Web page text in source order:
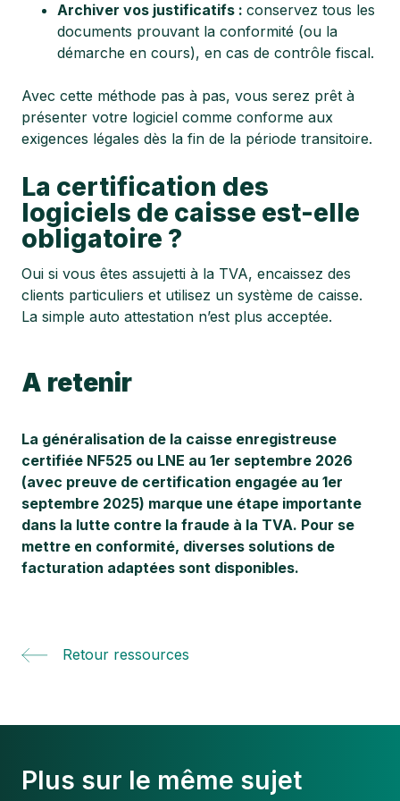
Archiver vos justificatifs : conservez tous les
documents prouvant la conformité (ou la
démarche en cours), en cas de contrôle fiscal.
Avec cette méthode pas à pas, vous serez prêt à
présenter votre logiciel comme conforme aux
exigences légales dès la fin de la période transitoire.
La certification des
logiciels de caisse est-elle
obligatoire ?
Oui si vous êtes assujetti à la TVA, encaissez des
clients particuliers et utilisez un système de caisse.
La simple auto attestation n’est plus acceptée.
A retenir
La généralisation de la caisse enregistreuse
certifiée NF525 ou LNE au 1er septembre 2026
(avec preuve de certification engagée au 1er
septembre 2025) marque une étape importante
dans la lutte contre la fraude à la TVA. Pour se
mettre en conformité, diverses solutions de
facturation adaptées sont disponibles.
Retour ressources
Plus sur le même sujet